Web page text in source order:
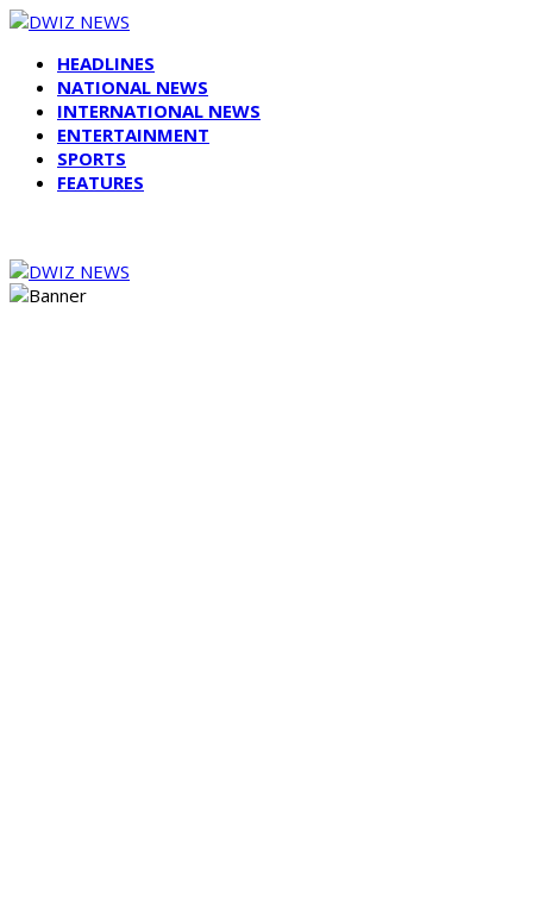
HEADLINES
NATIONAL NEWS
INTERNATIONAL NEWS
ENTERTAINMENT
SPORTS
FEATURES